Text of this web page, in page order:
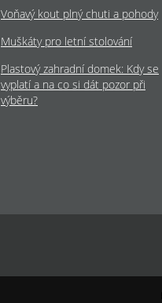
Voňavý kout plný chuti a pohody
Muškáty pro letní stolování
Plastový zahradní domek: Kdy se
vyplatí a na co si dát pozor při
výběru?